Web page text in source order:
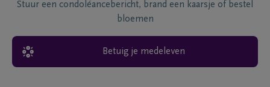
Stuur een condoléancebericht, brand een kaarsje of bestel
bloemen
Betuig je medeleven